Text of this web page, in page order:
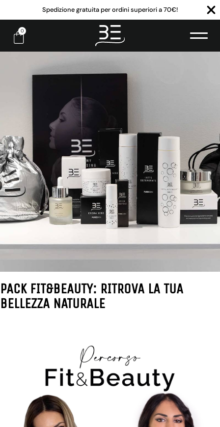
Spedizione gratuita per ordini superiori a 70€!
0
PACK FIT&BEAUTY: RITROVA LA TUA
BELLEZZA NATURALE